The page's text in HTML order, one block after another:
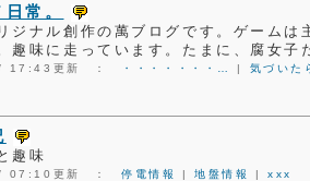
常。
ジナル創作の萬ブログです。ゲームは
趣味に走っています。たまに、腐女子
17:43更新 ： ・・・・・・・… | 気づい
趣味
07:10更新 ：停電情報 |地盤情報 |xxx